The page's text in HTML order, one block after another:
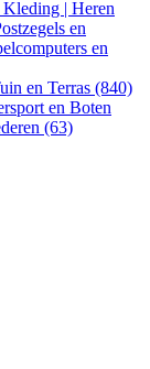
Kleding | Heren
en
en
en Terras (840)
en Boten
(63)